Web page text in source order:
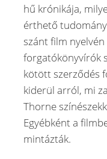
hű krónikája,
érthető
szánt film
forgatókönyvírók
kötött szerződés
kiderül arról, mi
Thorne
Egyébként a
mintázták.